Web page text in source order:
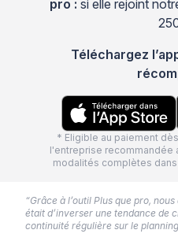
pro : si elle rejoint
Téléchargez
* Eligible au paiement
l'entreprise recommandée
modalités complètes
“Grâce à l’outil Plus que pro,
était d’inverser une tendance de
continuité régulière sur le